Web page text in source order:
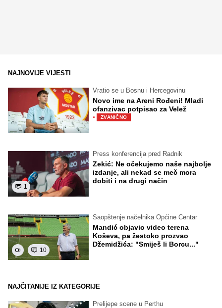
NAJNOVIJE VIJESTI
Vratio se u Bosnu i Hercegovinu
Novo ime na Areni Rođeni! Mladi
ofanzivac potpisao za Velež
· ZVANIČNO
1
Press konferencija pred Radnik
Zekić: Ne očekujemo naše najbolje
izdanje, ali nekad se meč mora
dobiti i na drugi način
10
Saopštenje načelnika Općine Centar
Mandić objavio video terena
Koševa, pa žestoko prozvao
Džemidžića: "Smiješ li Borcu..."
NAJČITANIJE IZ KATEGORIJE
Prelijepe scene u Perthu